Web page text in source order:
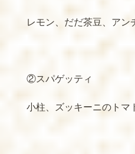
レモン、だだ茶豆、アン
②スパゲッティ
小柱、ズッキーニのトマ